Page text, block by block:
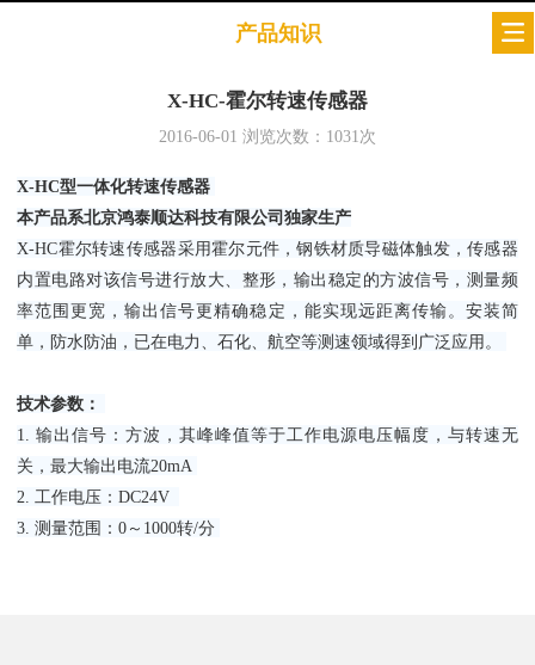
产品知识
X-HC-霍尔转速传感器
2016-06-01 浏览次数： 1031次
X-HC型一体化转速传感器
本产品系北京鸿泰顺达科技有限公司独家生产
X-HC霍尔转速传感器采用霍尔元件，钢铁材质导磁体触发，传感器
内置电路对该信号进行放大、整形，输出稳定的方波信号，测量频
率范围更宽，输出信号更精确稳定，能实现远距离传输。安装简
单，防水防油，已在电力、石化、航空等测速领域得到广泛应用。
技术参数：
1. 输出信号：方波，其峰峰值等于工作电源电压幅度，与转速无
关，最大输出电流20mA
2. 工作电压：DC24V
3. 测量范围：0～1000转/分